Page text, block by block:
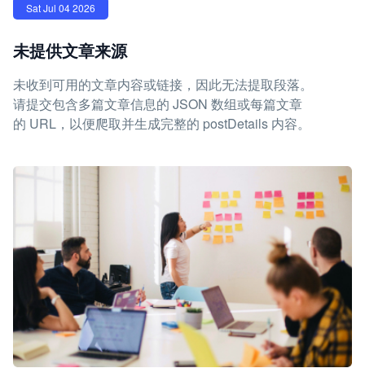
Sat Jul 04 2026
未提供文章来源
未收到可用的文章内容或链接，因此无法提取段落。
请提交包含多篇文章信息的 JSON 数组或每篇文章
的 URL，以便爬取并生成完整的 postDetails 内容。